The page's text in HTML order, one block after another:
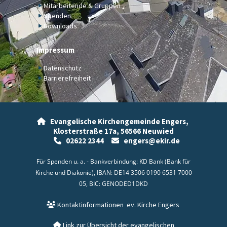
Mitarbeitende & Gruppen
Spenden
Downloads
Impressum
Datenschutz
Barrierefreiheit

Evangelische Kirchengemeinde Engers,
Klosterstraße 17a, 56566 Neuwied
02622 2344 engers@ekir.de
Für Spenden u. a. - Bankverbindung: KD Bank (Bank für
Kirche und Diakonie), IBAN: DE14 3506 0190 6531 7000
05, BIC: GENODED1DKD
Kontaktinformationen ev. Kirche Engers
Link zur Übersicht der evangelischen